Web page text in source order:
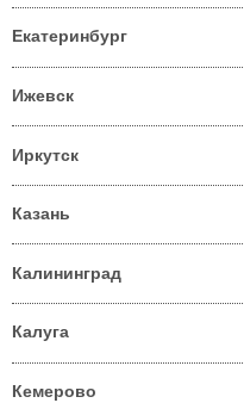
Екатеринбург
Ижевск
Иркутск
Казань
Калининград
Калуга
Кемерово